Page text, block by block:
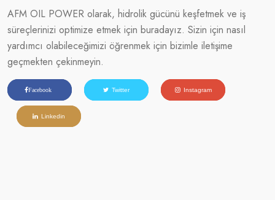
AFM OIL POWER olarak, hidrolik gücünü keşfetmek ve iş
süreçlerinizi optimize etmek için buradayız. Sizin için nasıl
yardımcı olabileceğimizi öğrenmek için bizimle iletişime
geçmekten çekinmeyin.
Facebook Twitter Instagram
Linkedin